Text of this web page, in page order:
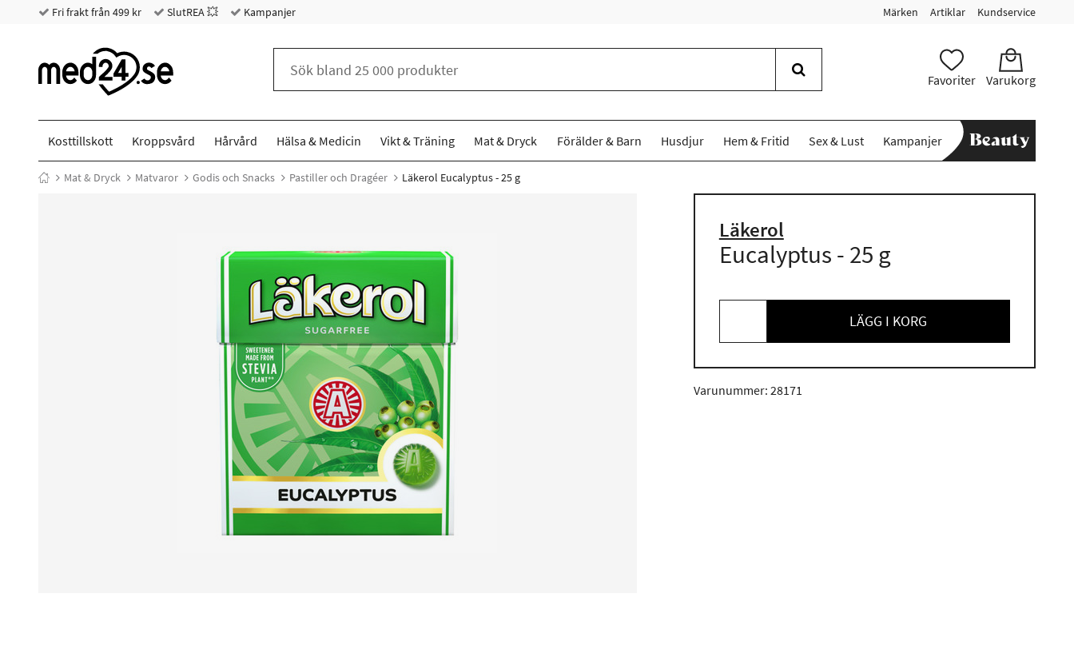
Fri frakt från 499 kr SlutREA 💥 Kampanjer Märken Artiklar Kundservice
Favoriter Varukorg
Kosttillskott Kroppsvård Hårvård Hälsa & Medicin Vikt & Träning Mat & Dryck Förälder & Barn Husdjur Hem & Fritid Sex & Lust Kampanjer
Mat & Dryck Matvaror Godis och Snacks Pastiller och Dragéer Läkerol Eucalyptus - 25 g
Läkerol
Eucalyptus - 25 g
LÄGG I KORG
Varunummer: 28171